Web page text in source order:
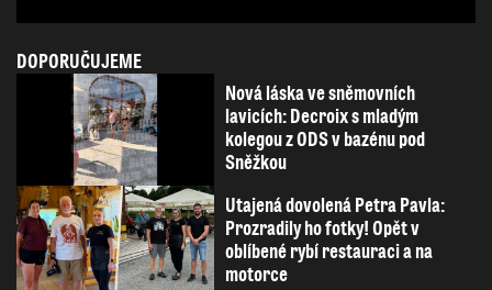
DOPORUČUJEME
Nová láska ve sněmovních
lavicích: Decroix s mladým
kolegou z ODS v bazénu pod
Sněžkou
Utajená dovolená Petra Pavla:
Prozradily ho fotky! Opět v
oblíbené rybí restauraci a na
motorce